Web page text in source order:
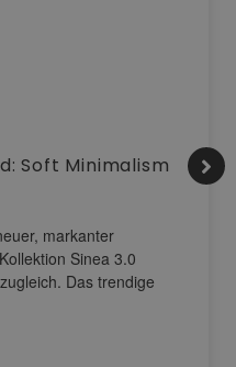
Soft Minimalism
markanter
Sinea 3.0
Das trendige